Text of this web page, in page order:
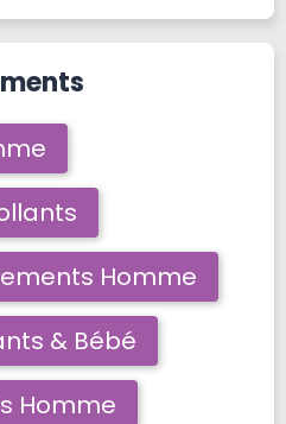
Homme
& Bébé
Homme